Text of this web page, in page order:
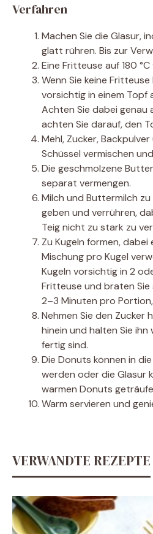
Verfahren
Machen Sie die Glasur,
glatt rühren. Bis zur
Eine Fritteuse auf 180
Wenn Sie keine
vorsichtig in einem Topf
Achten Sie dabei genau
achten Sie darauf, den
Mehl, Zucker,
Schüssel vermischen
Die geschmolzene
separat vermengen.
Milch und Buttermilch
geben und verrühren,
Teig nicht zu stark zu
Zu Kugeln formen, dabei
Mischung pro Kugel
Kugeln vorsichtig in 2
Fritteuse und braten Sie
2–3 Minuten pro
Nehmen Sie den Zucker
hinein und halten Sie
fertig sind.
Die Donuts können in
werden oder die Glasur
warmen Donuts
Warm servieren und
VERWANDTE REZEPTE